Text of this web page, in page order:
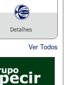
Detalhes
Ver Todos